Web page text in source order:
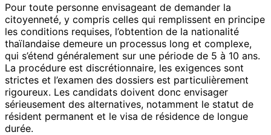
Pour toute personne envisageant de demander la
citoyenneté, y compris celles qui remplissent en principe
les conditions requises, l’obtention de la nationalité
thaïlandaise demeure un processus long et complexe,
qui s’étend généralement sur une période de 5 à 10 ans.
La procédure est discrétionnaire, les exigences sont
strictes et l’examen des dossiers est particulièrement
rigoureux. Les candidats doivent donc envisager
sérieusement des alternatives, notamment le statut de
résident permanent et le visa de résidence de longue
durée.